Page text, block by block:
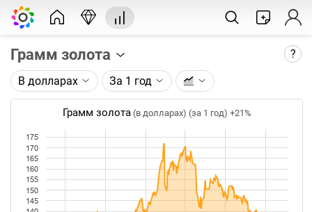
Грамм золота ?
Описание графика:
Цена фьючерса на золото, торгуемого на ICE.
Каждая точка на графике - цена закрытия дня,
недели или месяца. Оптимальный таймфрейм
(день, неделя, месяц) подбирается автоматически
при изменении глубины графика.
Данные добавляются ежедневно.
В долларах За 1 год
Грамм золота (в долларах) (за 1 год) +21%
145
150
155
160
165
170
175